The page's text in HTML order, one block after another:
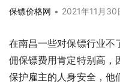
保镖价格网 • 2021年11月30
在南昌一些对保镖行业不
佣保镖费用肯定特别高，
保护雇主的人身安全，他